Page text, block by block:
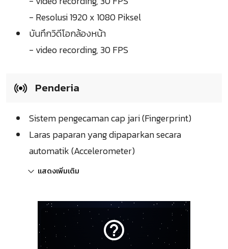
- Resolusi 1920 x 1080 Piksel
บันทึกวิดีโอกล้องหน้า
- video recording, 30 FPS
Penderia
Sistem pengecaman cap jari (Fingerprint)
Laras paparan yang dipaparkan secara
automatik (Accelerometer)
แสดงเพิ่มเติม
help_outline